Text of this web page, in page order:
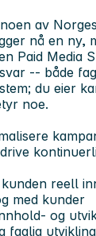
av
nå en ny,
Paid Media
-- både
du eier
noe.
reell
med kunder
og
faglig